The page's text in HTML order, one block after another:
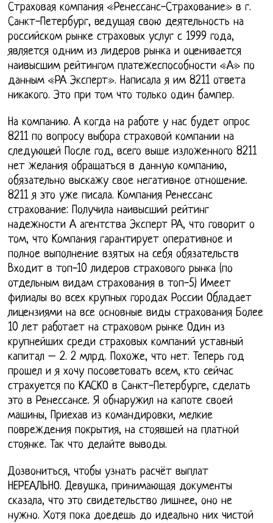
Страховая компания «Ренессанс-Страхование» в г.
Санкт-Петербург, ведущая свою деятельность на
российском рынке страховых услуг с 1999 года,
является одним из лидеров рынка и оценивается
наивысшим рейтингом платежеспособности «А» по
данным «РА Эксперт». Написала я им 8211 ответа
никакого. Это при том что только один бампер.
На компанию. А когда на работе у нас будет опрос
8211 по вопросу выбора страховой компании на
следующей После год, всего выше изложенного 8211
нет желания обращаться в данную компанию,
обязательно выскажу свое негативное отношение.
8211 я это уже писала. Компания Ренессанс
страхование: Получила наивысший рейтинг
надежности А агентства Эксперт РА, что говорит о
том, что Компания гарантирует оперативное и
полное выполнение взятых на себя обязательств
Входит в топ-10 лидеров страхового рынка (по
отдельным видам страхования в топ-5) Имеет
филиалы во всех крупных городах России Обладает
лицензиями на все основные виды страхования Более
10 лет работает на страховом рынке Один из
крупнейших среди страховых компаний уставный
капитал – 2. 2 млрд. Похоже, что нет. Теперь год
прошел и я хочу посоветовать всем, кто сейчас
страхуется по КАСКО в Санкт-Петербурге, сделать
это в Ренессансе. Я обнаружил на капоте своей
машины, Приехав из командировки, мелкие
повреждения покрытия, на стоявшей на платной
стоянке. Так что делайте выводы.
Дозвониться, чтобы узнать расчёт выплат
НЕРЕАЛЬНО. Девушка, принимающая документы
сказала, что это свидетельство лишнее, оно не
нужно. Хотя пока доедешь до идеально них чистой